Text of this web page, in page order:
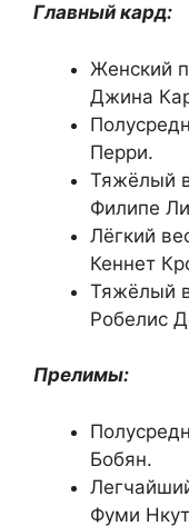
Главный кард:
Женский
Джина
Перри.
Тяжёлый
Филипе
Лёгкий
Кеннет
Тяжёлый
Робелис
Прелимы:
Бобян.
Фуми